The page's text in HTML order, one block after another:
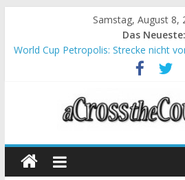
Samstag, August 8,
Das Neueste:
World Cup Petropolis: Strecke nicht
Krumbach und Obergessertshausen:
Supercup Massi Banyoles: Siege für
Halbzeit beim Andalucia Bike Race:
Chelva: Schweizer Doppelsieg beim